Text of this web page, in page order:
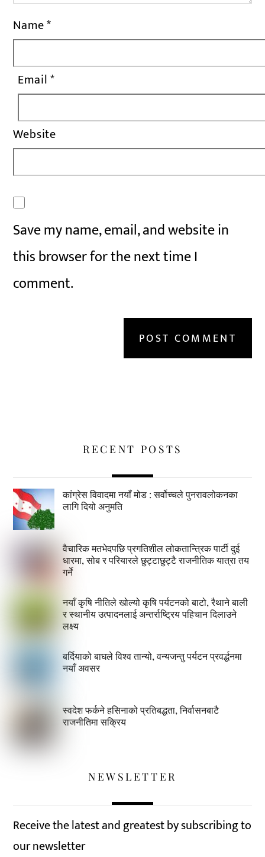
Name*
Email*
Website
Save my name, email, and website in
this browser for the next time I
comment.
RECENT POSTS
कांग्रेस विवादमा नयाँ मोड : सर्वोच्चले पुनरावलोकनका
लागि दियो अनुमति
वैचारिक मतभेदपछि प्रगतिशील लोकतान्त्रिक पार्टी दुई
धारमा, सोब र परियारले छुट्टाछुट्टै राजनीतिक यात्रा तय
गर्ने
नयाँ कृषि नीतिले खोल्यो कृषि पर्यटनको बाटो, रैथाने बाली
र स्थानीय उत्पादनलाई अन्तर्राष्ट्रिय पहिचान दिलाउने
लक्ष्य
बर्दियाको बाघले विश्व तान्यो, वन्यजन्तु पर्यटन प्रवर्द्धनमा
नयाँ अवसर
स्वदेश फर्कने हसिनाको प्रतिबद्धता, निर्वासनबाटै
राजनीतिमा सक्रिय
NEWSLETTER
Receive the latest and greatest by subscribing to
our newsletter